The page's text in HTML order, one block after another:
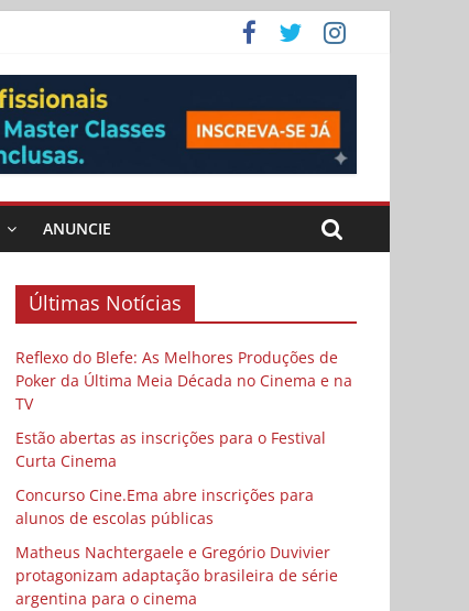
ANUNCIE
Últimas Notícias
Reflexo do Blefe: As Melhores Produções de
Poker da Última Meia Década no Cinema e na
TV
Estão abertas as inscrições para o Festival
Curta Cinema
Concurso Cine.Ema abre inscrições para
alunos de escolas públicas
Matheus Nachtergaele e Gregório Duvivier
protagonizam adaptação brasileira de série
argentina para o cinema